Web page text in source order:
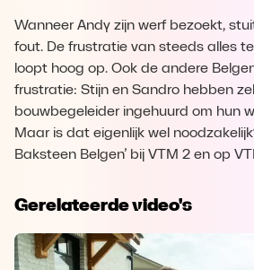
Wanneer Andy zijn werf bezoekt,
fout. De frustratie van steeds alles
loopt hoog op. Ook de andere
frustratie: Stijn en Sandro hebben
bouwbegeleider ingehuurd om hun
Maar is dat eigenlijk wel
Baksteen Belgen’ bij VTM 2 en op
Gerelateerde video's